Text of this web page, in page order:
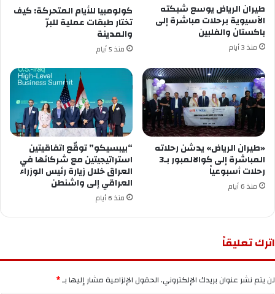
طيران الرياض يوسع شبكته
الآسيوية برحلات مباشرة إلى
باكستان والفلبين
منذ 3 أيام
كولومبيا للأيام المتحركة: كيف
تختار طبقات عملية للبرّ
والمدينة
منذ 5 أيام
«طيران الرياض» يدشن رحلاته
المباشرة إلى كوالالمبور بـ3
رحلات أسبوعياً
منذ 6 أيام
“بيبسيكو” توقّع اتفاقيتين
استراتيجيتين مع شركائها في
العراق خلال زيارة رئيس الوزراء
العراقي إلى واشنطن
منذ 6 أيام
اترك تعليقاً
لن يتم نشر عنوان بريدك الإلكتروني.الحقول الإلزامية مشار إليها بـ*